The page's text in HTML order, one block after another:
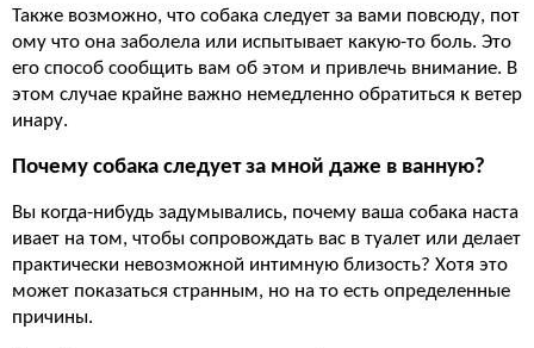
Также возможно, что собака следует за вами повсюду, пот
ому что она заболела или испытывает какую-то боль. Это
его способ сообщить вам об этом и привлечь внимание. В
этом случае крайне важно немедленно обратиться к ветер
инару.
Почему собака следует за мной даже в ванную?
Вы когда-нибудь задумывались, почему ваша собака наста
ивает на том, чтобы сопровождать вас в туалет или делает
практически невозможной интимную близость? Хотя это
может показаться странным, но на то есть определенные
причины.